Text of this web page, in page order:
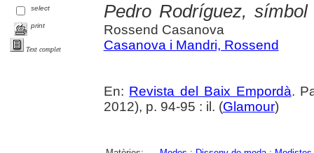
select
print
Text complet
Pedro Rodríguez,
Rossend Casanova
Casanova i Mandri, Rossend
En: Revista del Baix Empordà.
2012), p. 94-95 : il. (Glamour)